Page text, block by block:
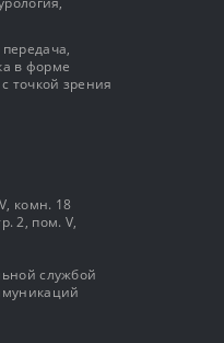
в форме
точкой зрения
комн. 18
2, пом. V,
службой